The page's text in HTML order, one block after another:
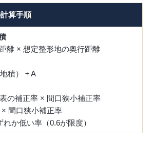
算手順
離 × 想定整形地の奥行距離
積） ÷ A
の補正率 × 間口狭小補正率
間口狭小補正率
か低い率（0.6が限度）